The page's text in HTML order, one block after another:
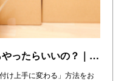
引越しの片付けってどこからやったらいいの？｜引越し整理収納（堺市・現場レポ）その２をご紹介！
け上手に変わる」方法をお